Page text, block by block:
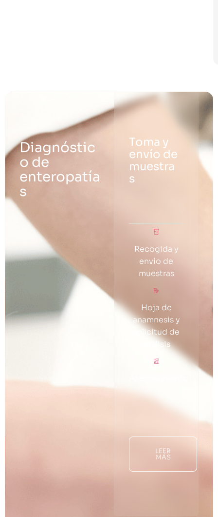
Diagnóstic
o de
enteropatía
s
Toma y
envío de
muestra
s
Recogida y
envío de
muestras
Hoja de
anamnesis y
solicitud de
análisis
LEER
MÁS